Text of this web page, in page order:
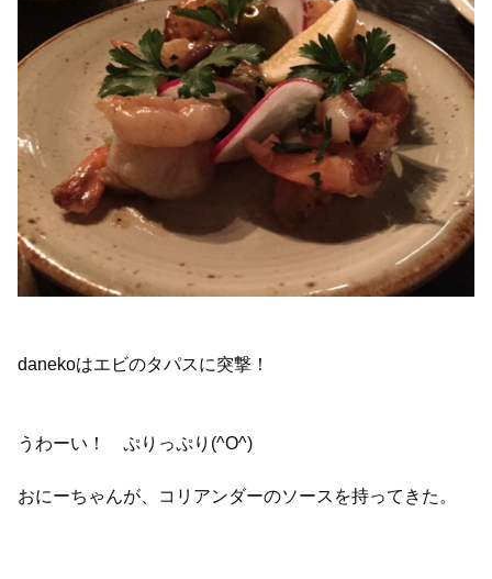
danekoはエビのタパスに突撃！
うわーい！ ぷりっぷり(^O^)
おにーちゃんが、コリアンダーのソースを持ってきた。